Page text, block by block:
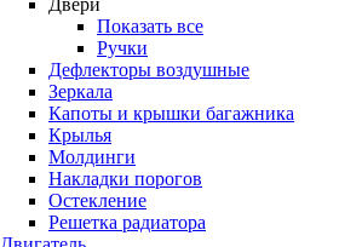
Показать все
Ручки
Дефлекторы воздушные
Зеркала
Капоты и крышки багажника
Крылья
Молдинги
Накладки порогов
Остекление
Решетка радиатора